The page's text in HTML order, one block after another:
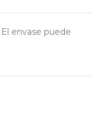
envase puede